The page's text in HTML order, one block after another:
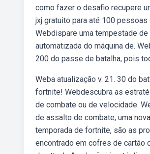
como fazer o desafio recupere
jxj gratuito para até 100
Webdispare uma tempestade
automatizada do máquina de.
200 do passe de batalha, pois
Weba atualização v. 21. 30 do
fortnite! Webdescubra as
de combate ou de velocidade.
de assalto de combate, uma
temporada de fortnite, são as
encontrado em cofres de cartão